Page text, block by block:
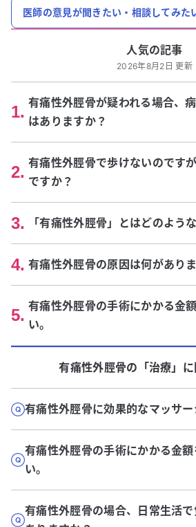
医師の意見が聞きたい・相談してみた
人気の記事
2026年8月2日 更新
1. 有痛性外脛骨が疑われる場合、
はありますか？
2. 有痛性外脛骨で歩けないのです
ですか？
3. 「有痛性外脛骨」とはどのよう
4. 有痛性外脛骨の原因は何があり
5. 有痛性外脛骨の手術にかかる金
い。
有痛性外脛骨の「治療」
有痛性外脛骨に効果的なマッサ
有痛性外脛骨の手術にかかる金
い。
有痛性外脛骨の場合、日常生活